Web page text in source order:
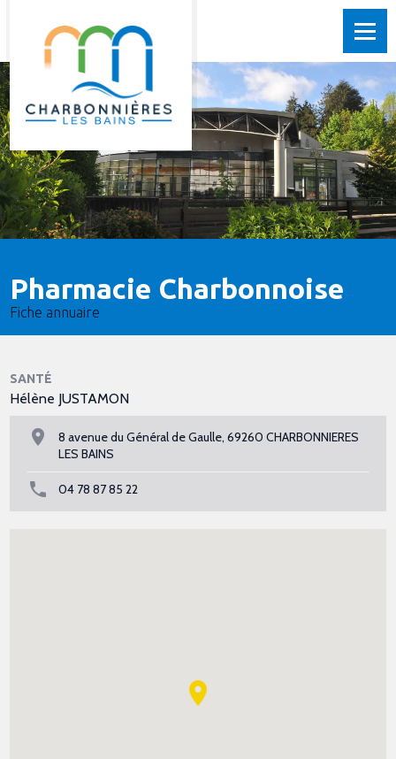
Pharmacie Charbonnoise
Fiche annuaire
SANTÉ
Hélène JUSTAMON
8 avenue du Général de Gaulle, 69260 CHARBONNIERES
LES BAINS
04 78 87 85 22